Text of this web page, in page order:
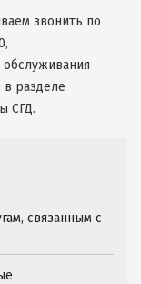
звонить по
в разделе
СГД.
связанным с